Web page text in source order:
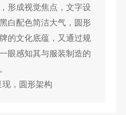
形成视觉焦点，文字设
白配色简洁大气，圆形
的文化底蕴，又通过规
眼感知其与服装制造的
，圆形架构